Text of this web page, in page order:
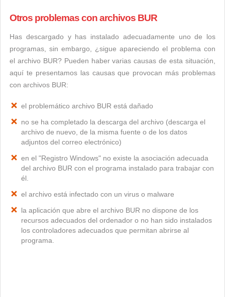
Otros problemas con archivos BUR
Has descargado y has instalado adecuadamente uno de los
programas, sin embargo, ¿sigue apareciendo el problema con
el archivo BUR? Pueden haber varias causas de esta situación,
aquí te presentamos las causas que provocan más problemas
con archivos BUR:
el problemático archivo BUR está dañado
no se ha completado la descarga del archivo (descarga el
archivo de nuevo, de la misma fuente o de los datos
adjuntos del correo electrónico)
en el "Registro Windows" no existe la asociación adecuada
del archivo BUR con el programa instalado para trabajar con
él.
el archivo está infectado con un virus o malware
la aplicación que abre el archivo BUR no dispone de los
recursos adecuados del ordenador o no han sido instalados
los controladores adecuados que permitan abrirse al
programa.